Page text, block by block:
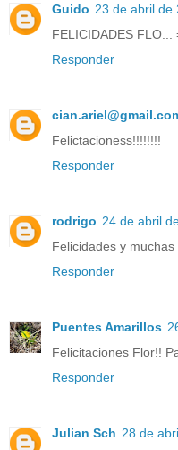
Guido 23 de abril de
FELICIDADES FLO...
Responder
Felictacioness!!!!!!!!
Responder
rodrigo 24 de abril
Felicidades y
Responder
Puentes Amarillos
Felicitaciones Flor!!
Responder
Julian Sch 28 de